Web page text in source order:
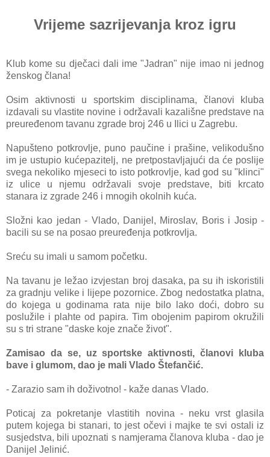
Vrijeme sazrijevanja kroz igru
Klub kome su dječaci dali ime "Jadran" nije imao ni jednog
ženskog člana!
Osim aktivnosti u sportskim disciplinama, članovi kluba
izdavali su vlastite novine i održavali kazališne predstave na
preuređenom tavanu zgrade broj 246 u Ilici u Zagrebu.
Napušteno potkrovlje, puno paučine i prašine, velikodušno
im je ustupio kućepazitelj, ne pretpostavljajući da će poslije
svega nekoliko mjeseci to isto potkrovlje, kad god su "klinci"
iz ulice u njemu održavali svoje predstave, biti krcato
stanara iz zgrade 246 i mnogih okolnih kuća.
Složni kao jedan - Vlado, Danijel, Miroslav, Boris i Josip -
bacili su se na posao preuređenja potkrovlja.
Sreću su imali u samom početku.
Na tavanu je ležao izvjestan broj dasaka, pa su ih iskoristili
za gradnju velike i lijepe pozornice. Zbog nedostatka platna,
do kojega u godinama rata nije bilo lako doći, dobro su
poslužile i plahte od papira. Tim obojenim papirom okružili
su s tri strane "daske koje znače život".
Zamisao da se, uz sportske aktivnosti, članovi kluba
bave i glumom, dao je mali Vlado Štefančić.
- Zarazio sam ih doživotno! - kaže danas Vlado.
Poticaj za pokretanje vlastitih novina - neku vrst glasila
putem kojega bi stanari, to jest očevi i majke te svi ostali iz
susjedstva, bili upoznati s namjerama članova kluba - dao je
Danijel Jelinić.